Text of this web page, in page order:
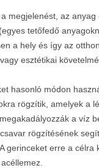
megjelenést, az
tetőfedő
a hely és így az
esztétikai
hasonló módon
rögzítik, amelyek a
a víz
rögzítésének
gerinceket erre a